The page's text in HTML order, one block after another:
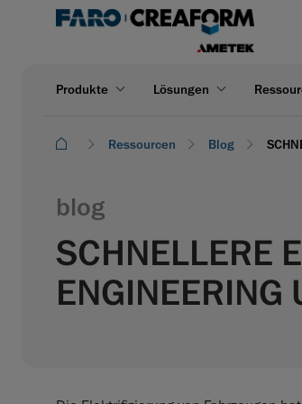
Produkte Lösungen
Ressourcen Blog
blog
SCHNELLERE